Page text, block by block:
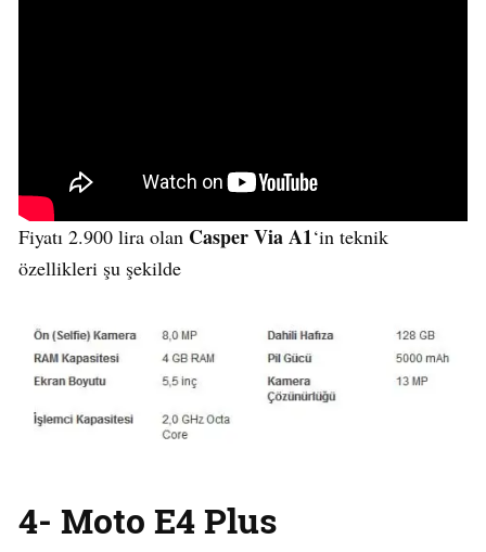
Fiyatı 2.900 lira olan Casper Via A1‘in teknik
özellikleri şu şekilde
4- Moto E4 Plus